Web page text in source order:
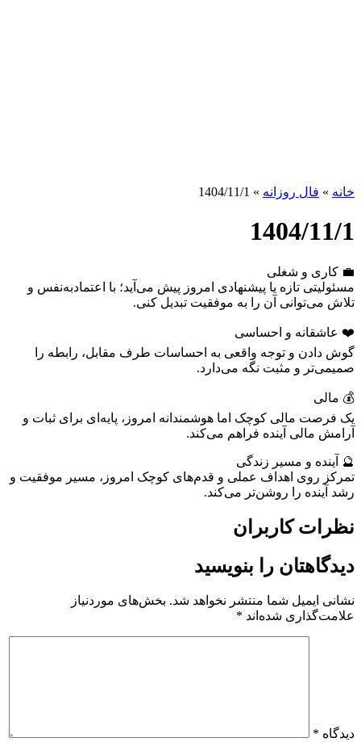
خانه » فال روزانه »
1404/11/1
1404/11/1
💼 کاری و شغلی
مسئولیتی تازه یا پیشنهادی امروز پیش می‌آید؛ با اعتمادبه‌نفس و
تلاش می‌توانی آن را به موفقیت تبدیل کنی.
❤️ عاشقانه و احساسی
گوش دادن و توجه واقعی به احساسات طرف مقابل، رابطه را
صمیمی‌تر و مثبت نگه می‌دارد.
💰 مالی
یک فرصت مالی کوچک اما هوشمندانه امروز، پایه‌ای برای ثبات و
آرامش مالی آینده فراهم می‌کند.
🔮 آینده و مسیر زندگی
تمرکز روی اهداف عملی و قدم‌های کوچک امروز، مسیر موفقیت و
رشد آینده را روشن‌تر می‌کند.
نظرات کاربران
دیدگاهتان را بنویسید
نشانی ایمیل شما منتشر نخواهد شد. بخش‌های موردنیاز
علامت‌گذاری شده‌اند *
دیدگاه *